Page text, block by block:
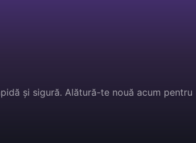
și sigură. Alătură-te nouă acum pentru